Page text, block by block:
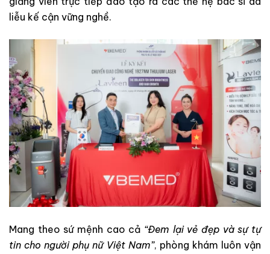
liễu kế cận vững nghề.
Mang theo sứ mệnh cao cả “Đem lại vẻ đẹp và sự tự
tin cho người phụ nữ Việt Nam”, phòng khám luôn vận